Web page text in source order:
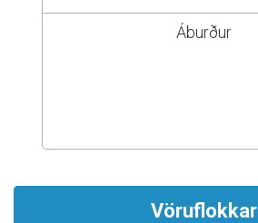
Áburður
Vöruflokkar